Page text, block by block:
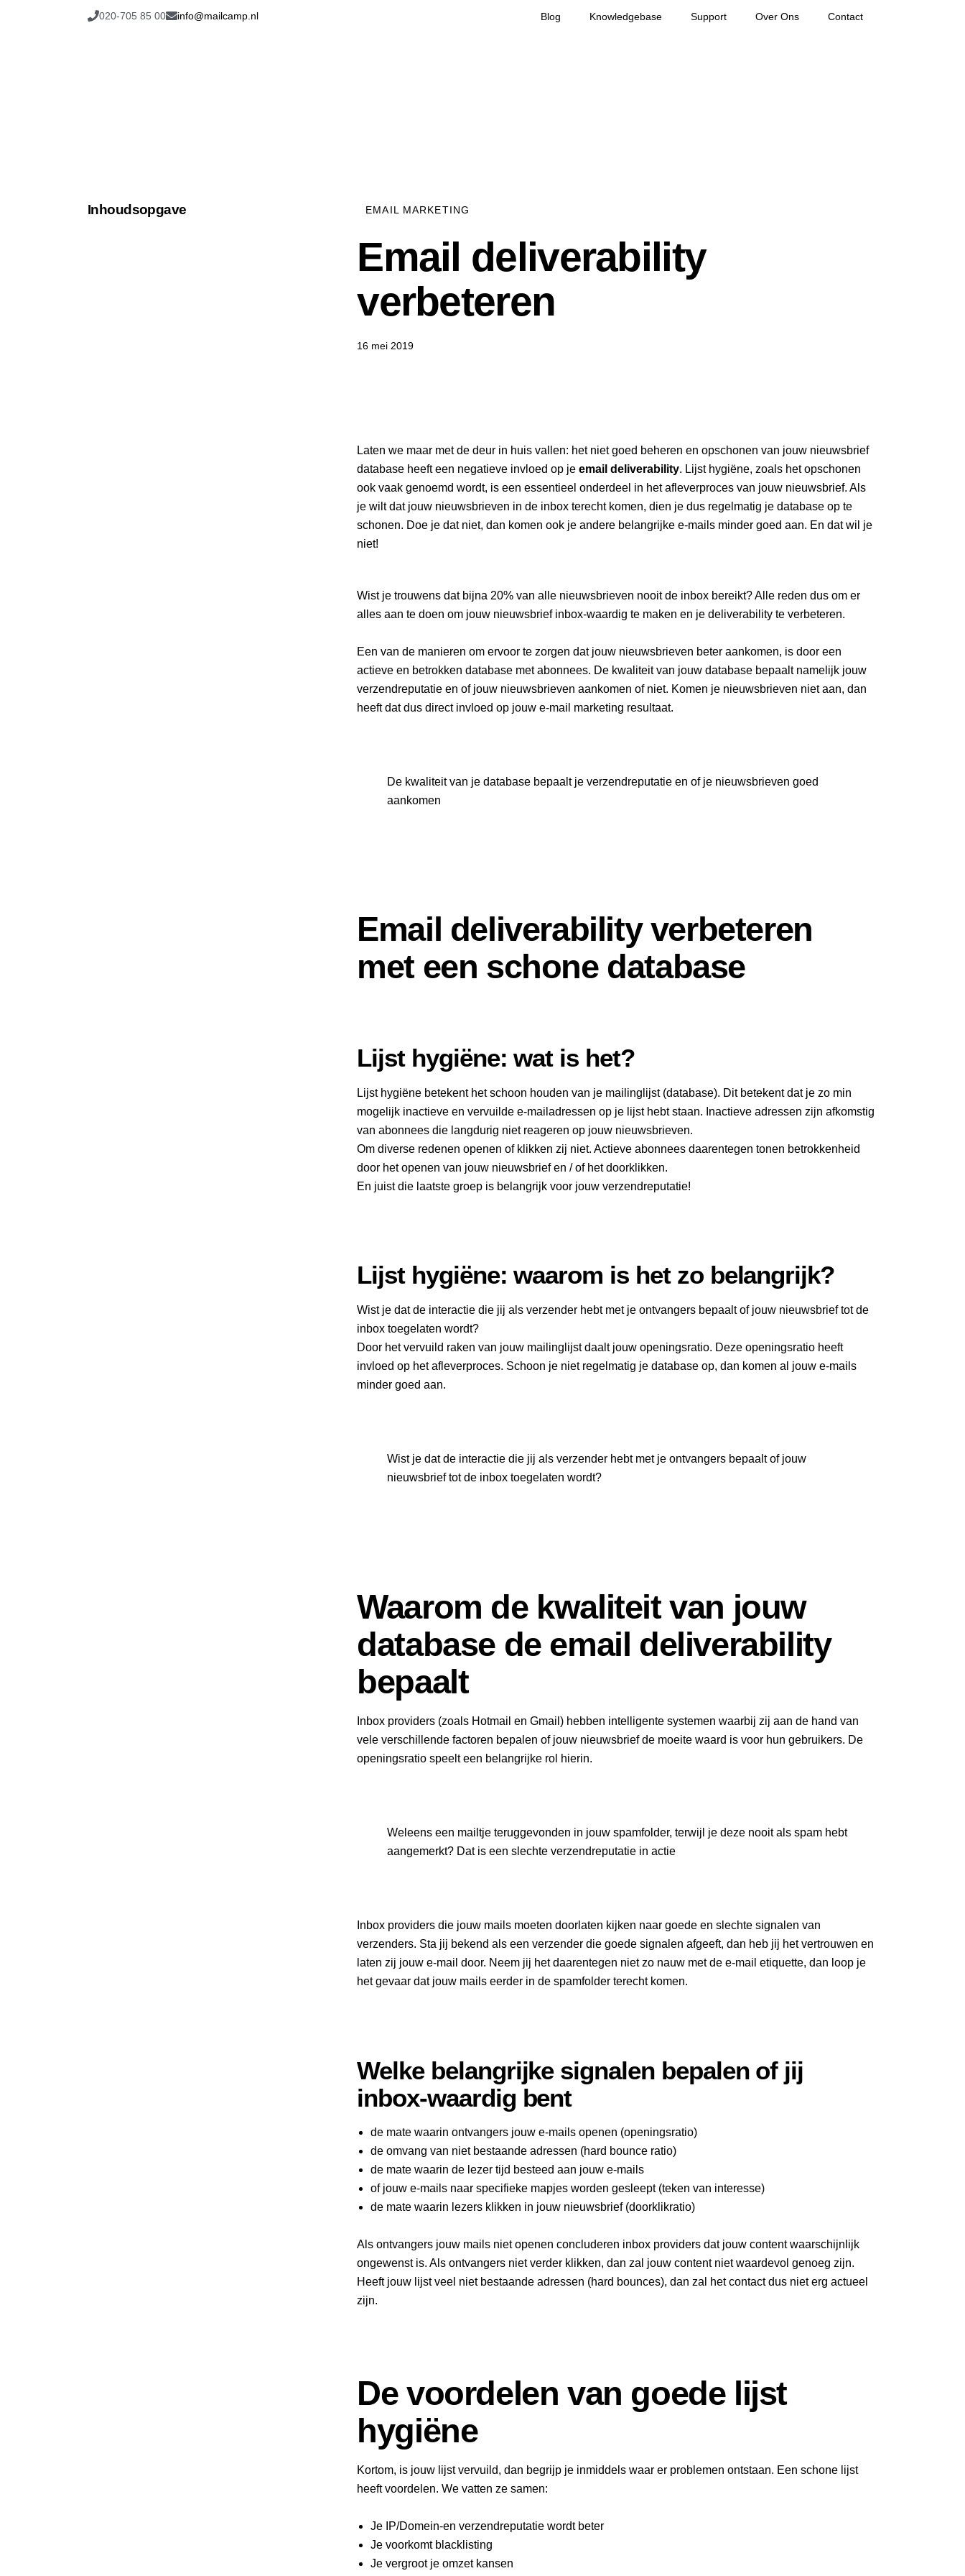
020-705 85 00 info@mailcamp.nl Blog Knowledgebase Support Over Ons Contact
EMAIL MARKETING
Email deliverability
verbeteren
16 mei 2019
Laten we maar met de deur in huis vallen: het niet goed beheren en opschonen van jouw nieuwsbrief
database heeft een negatieve invloed op jeemail deliverability. Lijst hygiëne, zoals het opschonen
ook vaak genoemd wordt, is een essentieel onderdeel in het afleverproces van jouw nieuwsbrief. Als
je wilt dat jouw nieuwsbrieven in de inbox terecht komen, dien je dus regelmatig je database op te
schonen. Doe je dat niet, dan komen ook je andere belangrijke e-mails minder goed aan. En dat wil je
niet!
Wist je trouwens dat bijna 20% van alle nieuwsbrieven nooit de inbox bereikt? Alle reden dus om er
alles aan te doen om jouw nieuwsbrief inbox-waardig te maken en je deliverability te verbeteren.
Een van de manieren om ervoor te zorgen dat jouw nieuwsbrieven beter aankomen, is door een
actieve en betrokken database met abonnees. De kwaliteit van jouw database bepaalt namelijk jouw
verzendreputatie en of jouw nieuwsbrieven aankomen of niet. Komen je nieuwsbrieven niet aan, dan
heeft dat dus direct invloed op jouw e-mail marketing resultaat.
De kwaliteit van je database bepaalt je verzendreputatie en of je nieuwsbrieven goed
aankomen
Email deliverability verbeteren
met een schone database
Lijst hygiëne: wat is het?
Lijst hygiëne betekent het schoon houden van je mailinglijst (database). Dit betekent dat je zo min
mogelijk inactieve en vervuilde e-mailadressen op je lijst hebt staan. Inactieve adressen zijn afkomstig
van abonnees die langdurig niet reageren op jouw nieuwsbrieven.
Om diverse redenen openen of klikken zij niet. Actieve abonnees daarentegen tonen betrokkenheid
door het openen van jouw nieuwsbrief en / of het doorklikken.
En juist die laatste groep is belangrijk voor jouw verzendreputatie!
Lijst hygiëne: waarom is het zo belangrijk?
Wist je dat de interactie die jij als verzender hebt met je ontvangers bepaalt of jouw nieuwsbrief tot de
inbox toegelaten wordt?
Door het vervuild raken van jouw mailinglijst daalt jouw openingsratio. Deze openingsratio heeft
invloed op het afleverproces. Schoon je niet regelmatig je database op, dan komen al jouw e-mails
minder goed aan.
Wist je dat de interactie die jij als verzender hebt met je ontvangers bepaalt of jouw
nieuwsbrief tot de inbox toegelaten wordt?
Waarom de kwaliteit van jouw
database de email deliverability
bepaalt
Inbox providers (zoals Hotmail en Gmail) hebben intelligente systemen waarbij zij aan de hand van
vele verschillende factoren bepalen of jouw nieuwsbrief de moeite waard is voor hun gebruikers. De
openingsratio speelt een belangrijke rol hierin.
Weleens een mailtje teruggevonden in jouw spamfolder, terwijl je deze nooit als spam hebt
aangemerkt? Dat is een slechte verzendreputatie in actie
Inbox providers die jouw mails moeten doorlaten kijken naar goede en slechte signalen van
verzenders. Sta jij bekend als een verzender die goede signalen afgeeft, dan heb jij het vertrouwen en
laten zij jouw e-mail door. Neem jij het daarentegen niet zo nauw met de e-mail etiquette, dan loop je
het gevaar dat jouw mails eerder in de spamfolder terecht komen.
Welke belangrijke signalen bepalen of jij
inbox-waardig bent
de mate waarin ontvangers jouw e-mails openen (openingsratio)
de omvang van niet bestaande adressen (hard bounce ratio)
de mate waarin de lezer tijd besteed aan jouw e-mails
of jouw e-mails naar specifieke mapjes worden gesleept (teken van interesse)
de mate waarin lezers klikken in jouw nieuwsbrief (doorklikratio)
Als ontvangers jouw mails niet openen concluderen inbox providers dat jouw content waarschijnlijk
ongewenst is. Als ontvangers niet verder klikken, dan zal jouw content niet waardevol genoeg zijn.
Heeft jouw lijst veel niet bestaande adressen (hard bounces), dan zal het contact dus niet erg actueel
zijn.
De voordelen van goede lijst
hygiëne
Kortom, is jouw lijst vervuild, dan begrijp je inmiddels waar er problemen ontstaan. Een schone lijst
heeft voordelen. We vatten ze samen:
Je IP/Domein-en verzendreputatie wordt beter
Je voorkomt blacklisting
Je vergroot je omzet kansen
Inhoudsopgave